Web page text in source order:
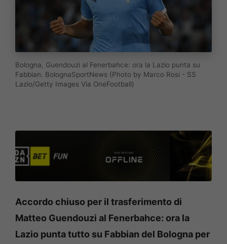
Bologna, Guendouzi al Fenerbahce: ora la Lazio punta su
Fabbian. BolognaSportNews (Photo by Marco Rosi - SS
Lazio/Getty Images Via OneFootball)
Accordo chiuso per il trasferimento di
Matteo Guendouzi al Fenerbahce: ora la
Lazio punta tutto su Fabbian del Bologna per